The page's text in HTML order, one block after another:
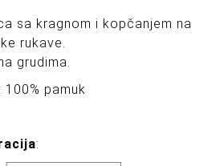
sa kragnom i kopčanjem na
rukave.
grudima.
: 100% pamuk
: